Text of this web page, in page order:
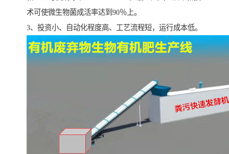
术可使微生物菌成活率达到90％上。
3、投资小、自动化程度高、工艺流程短，运行成本低。